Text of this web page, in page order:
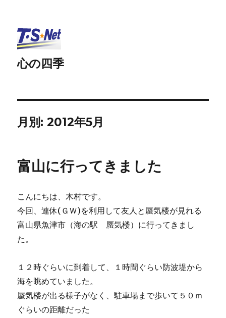
心の四季
月別: 2012年5月
富山に行ってきました
こんにちは、木村です。
今回、連休(ＧＷ)を利用して友人と蜃気楼が見れる
富山県魚津市（海の駅 蜃気楼）に行ってきまし
た。
１２時ぐらいに到着して、１時間ぐらい防波堤から
海を眺めていました。
蜃気楼が出る様子がなく、駐車場まで歩いて５０ｍ
ぐらいの距離だった